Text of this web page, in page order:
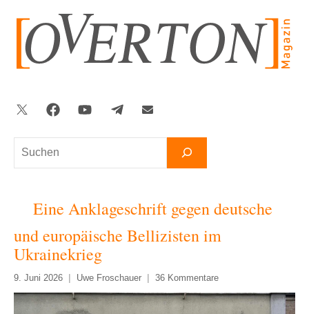
springen
Suchen
Twitter FacebookYouTubeTelegram
Eine Anklageschrift gegen deutsche
und europäische Bellizisten im
Ukrainekrieg
9. Juni 2026 Uwe Froschauer 36 Kommentare